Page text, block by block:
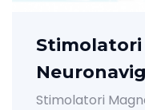
Stimolatori